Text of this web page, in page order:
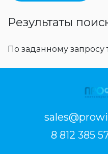
Результаты
По заданному запросу
8 812 385